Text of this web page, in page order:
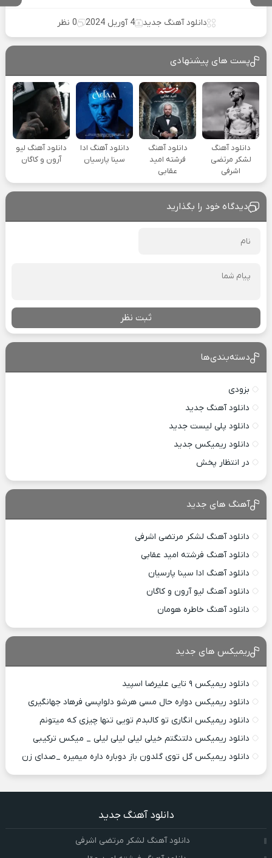
دانلود آهنگ جدید 4 آوریل 2024 0 نظر
پست های پیشنهادی
دانلود آهنگ
لشکر مرتضی
اشرفی
دانلود آهنگ
فرشته امید
عقابی
دانلود آهنگ ادا
سینا پارسیان
دانلود آهنگ لیو
آرون و کاگان
دیدگاه خود را بگذارید
ثبت نظر
دسته‌بندی‌ها
بزودی
دانلود آهنگ جدید
دانلود پلی لیست جدید
دانلود ریمیکس جدید
در انتظار پخش
آهنگ های جدید
دانلود آهنگ لشکر مرتضی اشرفی
دانلود آهنگ فرشته امید عقابی
دانلود آهنگ ادا سینا پارسیان
دانلود آهنگ لیو آرون و کاگان
دانلود آهنگ خاطره هومان
ریمیکس های جدید
دانلود ریمیکس ۹ تایی علیرضا اسپید
دانلود ریمیکس دواره حال مسی هرشو دلواپسی فرهاد جهانگیری
دانلود ریمیکس انگاری تو کالبدم تویی تنها چیزی که میتونم
دانلود ریمیکس دلتنگتم خیلی لیلی لیلی لیلی _ میکس ترکیبی
دانلود ریمیکس گل توی گلدون باز دوباره داره میمیره _صدای زن
دانلود آهنگ جدید
دانلود آهنگ لشکر مرتضی اشرفی